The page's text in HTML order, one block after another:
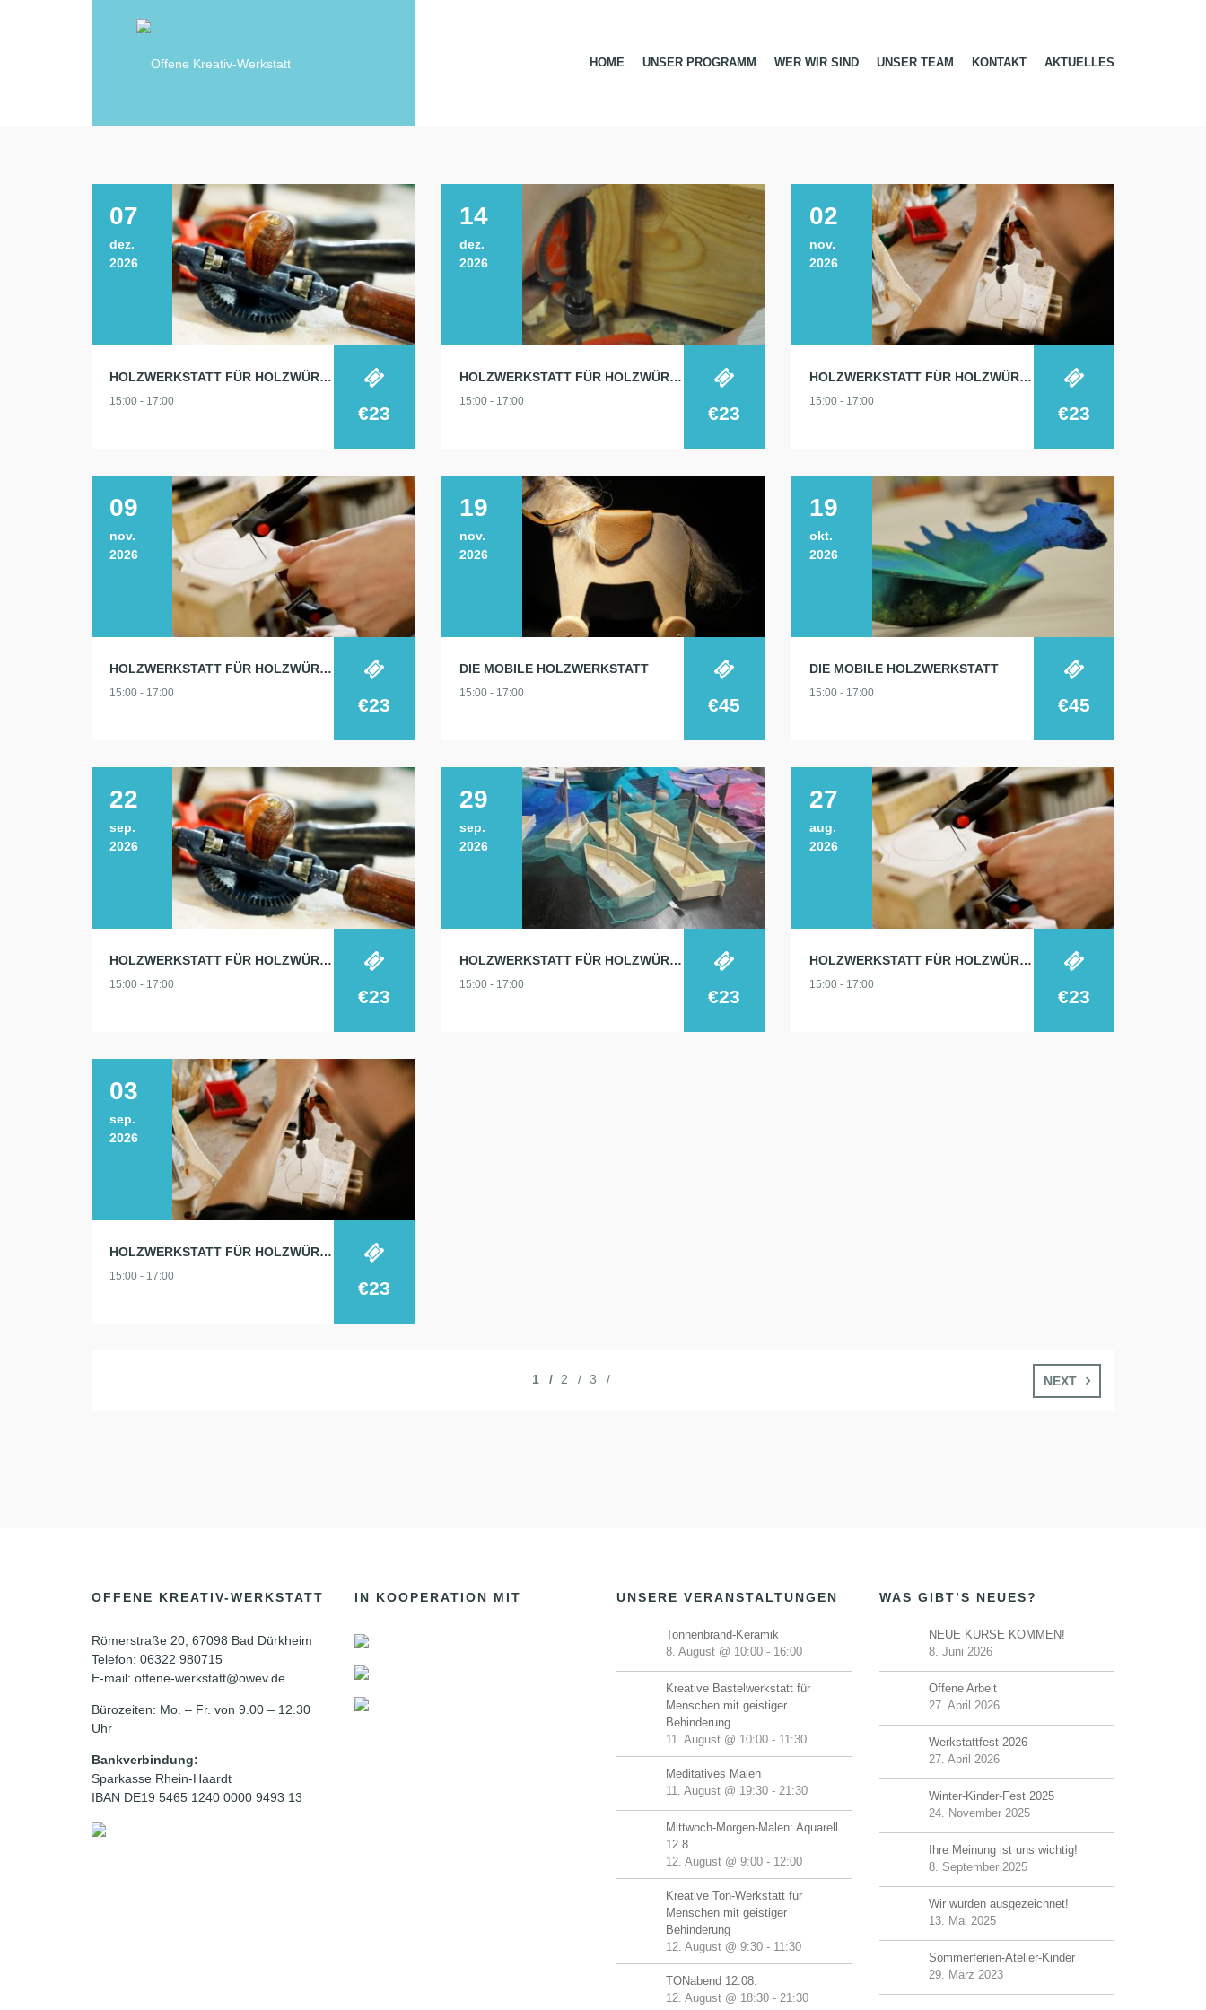
HOME UNSER PROGRAMM WER WIR SIND UNSER TEAM KONTAKT AKTUELLES
07
dez.
2026
HOLZWERKSTATT FÜR HOLZWÜRMCHEN
15:00 - 17:00
€23
14
dez.
2026
HOLZWERKSTATT FÜR HOLZWÜRMCHEN
15:00 - 17:00
€23
02
nov.
2026
HOLZWERKSTATT FÜR HOLZWÜRMCHEN
15:00 - 17:00
€23
09
nov.
2026
HOLZWERKSTATT FÜR HOLZWÜRMCHEN
15:00 - 17:00
€23
19
nov.
2026
DIE MOBILE HOLZWERKSTATT
15:00 - 17:00
€45
19
okt.
2026
DIE MOBILE HOLZWERKSTATT
15:00 - 17:00
€45
22
sep.
2026
HOLZWERKSTATT FÜR HOLZWÜRMCHEN
15:00 - 17:00
€23
29
sep.
2026
HOLZWERKSTATT FÜR HOLZWÜRMCHEN
15:00 - 17:00
€23
27
aug.
2026
HOLZWERKSTATT FÜR HOLZWÜRMCHEN
15:00 - 17:00
€23
03
sep.
2026
HOLZWERKSTATT FÜR HOLZWÜRMCHEN
15:00 - 17:00
€23
1 2 3 NEXT
OFFENE KREATIV-WERKSTATT
Römerstraße 20, 67098 Bad Dürkheim
Telefon: 06322 980715
E-mail: offene-werkstatt@owev.de
Bürozeiten: Mo. – Fr. von 9.00 – 12.30
Uhr
Bankverbindung:
Sparkasse Rhein-Haardt
IBAN DE19 5465 1240 0000 9493 13
IN KOOPERATION MIT UNSERE VERANSTALTUNGEN
Tonnenbrand-Keramik
8. August @ 10:00 - 16:00
Kreative Bastelwerkstatt für
Menschen mit geistiger
Behinderung
11. August @ 10:00 - 11:30
Meditatives Malen
11. August @ 19:30 - 21:30
Mittwoch-Morgen-Malen: Aquarell
12.8.
12. August @ 9:00 - 12:00
Kreative Ton-Werkstatt für
Menschen mit geistiger
Behinderung
12. August @ 9:30 - 11:30
TONabend 12.08.
12. August @ 18:30 - 21:30
WAS GIBT’S NEUES?
NEUE KURSE KOMMEN!
8. Juni 2026
Offene Arbeit
27. April 2026
Werkstattfest 2026
27. April 2026
Winter-Kinder-Fest 2025
24. November 2025
Ihre Meinung ist uns wichtig!
8. September 2025
Wir wurden ausgezeichnet!
13. Mai 2025
Sommerferien-Atelier-Kinder
29. März 2023